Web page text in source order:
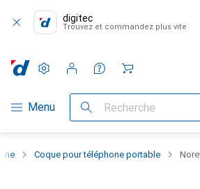
digitec
Trouvez et commandez plus vite
Navigation par catégorie
Menu Recherche
Paramètres
Compte client
Listes de comparaison
Listes d'envies
Panier
Coque pour téléphone portable